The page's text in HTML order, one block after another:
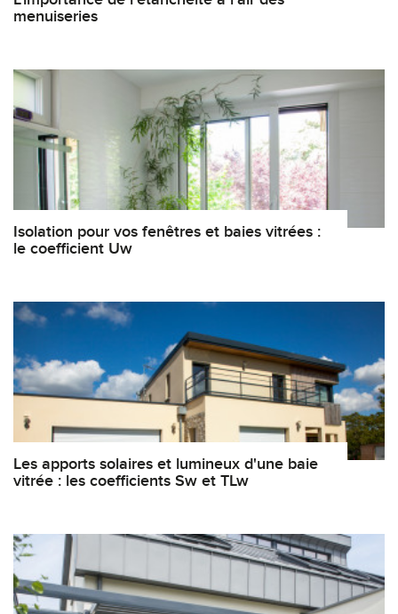
menuiseries
Isolation pour vos fenêtres et baies vitrées :
le coefficient Uw
Les apports solaires et lumineux d'une baie
vitrée : les coefficients Sw et TLw